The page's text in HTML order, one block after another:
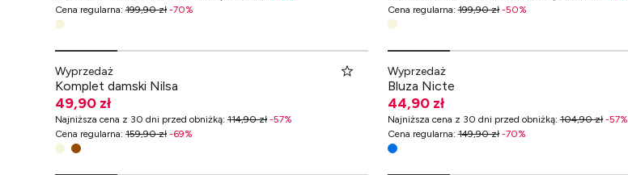
Cena regularna: 199,90 zł -70%
Cena regularna:199,90 zł-50%
Wyprzedaż
Komplet damski Nilsa
49,90 zł
Najniższa cena z 30 dni przed obniżką: 114,90 zł -57%
Cena regularna: 159,90 zł -69%
Wyprzedaż
Bluza Nicte
44,90 zł
Najniższa cena z 30 dni przed obniżką:104,90 zł-57%
Cena regularna:149,90 zł-70%